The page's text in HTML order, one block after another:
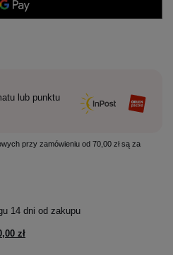
lub punktu
przy zamówieniu od 70,00 zł są za
14 dni od zakupu
zł